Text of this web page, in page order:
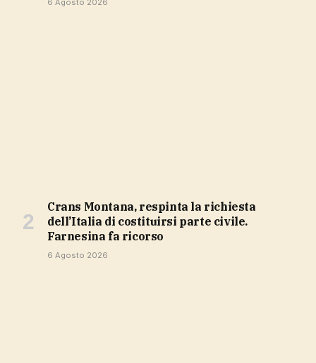
Crans Montana, respinta la richiesta
dell’Italia di costituirsi parte civile.
Farnesina fa ricorso
6 Agosto 2026